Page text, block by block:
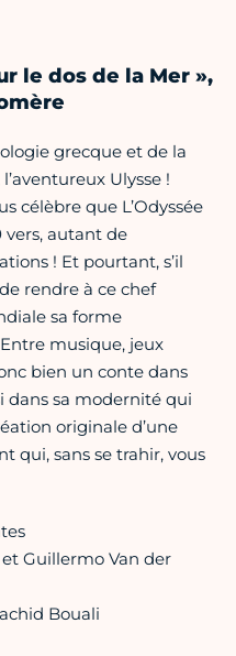
le dos de la Mer »,
grecque et de la
Ulysse !
célèbre que L’Odyssée
vers, autant de
! Et pourtant, s’il
rendre à ce chef
sa forme
musique, jeux
bien un conte dans
dans sa modernité qui
originale d’une
qui, sans se trahir, vous
Guillermo Van der
Bouali